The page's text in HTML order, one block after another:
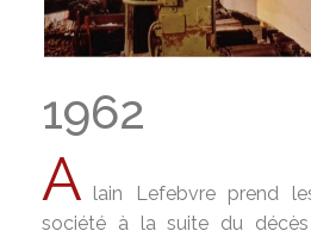
1962
A lain Lefebvre prend
société à la suite du